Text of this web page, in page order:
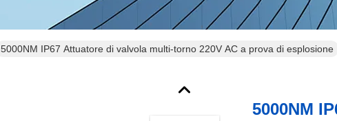
5000NM IP67 Attuatore di valvola multi-torno 220V AC a prova di esplosione
5000NM